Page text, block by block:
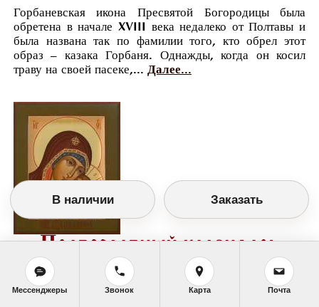
Горбаневская икона Пресвятой Богородицы была
обретена в начале XVIII века недалеко от Полтавы и
была названа так по фамилии того, кто обрел этот
образ – казака Горбаня. Однажды, когда он косил
траву на своей пасеке,... Далее...
Православный календарь
<<Пятница, 13 Июля (30 Июня по старому
стилю)
>>
В наличии Заказать
Мессенджеры Звонок Карта Почта